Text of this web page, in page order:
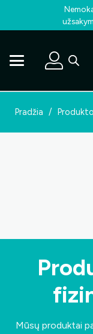
Pradžia /
Mūsų produktai